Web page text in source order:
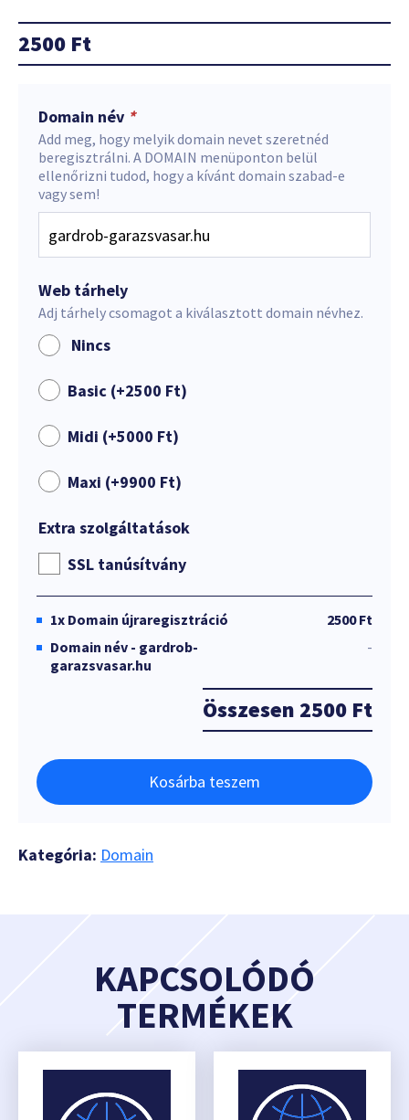
2500 Ft
Domain név *
Add meg, hogy melyik domain nevet szeretnéd
beregisztrálni. A DOMAIN menüponton belül
ellenőrizni tudod, hogy a kívánt domain szabad-e
vagy sem!
Web tárhely
Adj tárhely csomagot a kiválasztott domain névhez.
Nincs
Basic (+2500 Ft)
Midi (+5000 Ft)
Maxi (+9900 Ft)
Extra szolgáltatások
SSL tanúsítvány
1x Domain újraregisztráció
2500 Ft
Domain név - gardrob-
garazsvasar.hu
-
Összesen 2500 Ft
Kosárba teszem
Kategória: Domain
KAPCSOLÓDÓ
TERMÉKEK